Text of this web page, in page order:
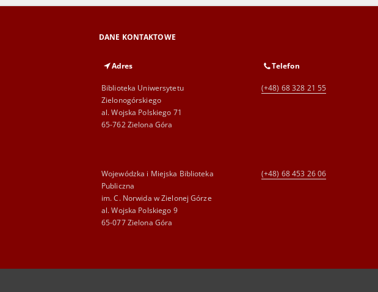
DANE KONTAKTOWE
Adres
Biblioteka Uniwersytetu
Zielonogórskiego
al. Wojska Polskiego 71
65-762 Zielona Góra
Telefon
(+48) 68 328 21 55
Wojewódzka i Miejska Biblioteka
Publiczna
im. C. Norwida w Zielonej Górze
al. Wojska Polskiego 9
65-077 Zielona Góra
(+48) 68 453 26 06